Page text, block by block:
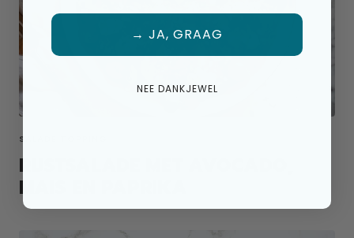
SALADE TOPPING
RIJSTSALADE MET AVOCADO,
MAIS EN PAPRIKA
→ JA, GRAAG
NEE DANKJEWEL